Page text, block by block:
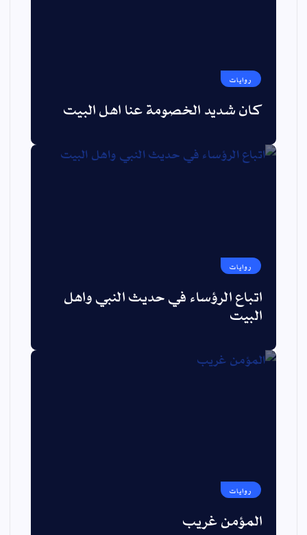
روايات
كان شديد الخصومة عنا اهل البيت
روايات
اتباع الرؤساء في حديث النبي واهل
البيت
روايات
المؤمن غريب